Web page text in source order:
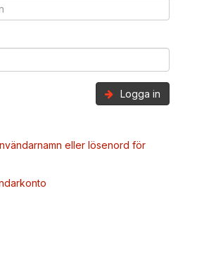
Logga in
eller lösenord för